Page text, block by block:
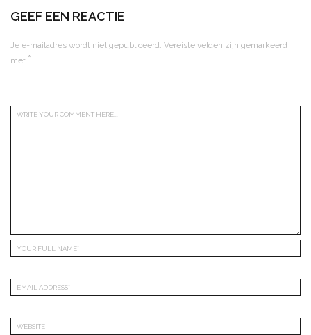
GEEF EEN REACTIE
Je e-mailadres wordt niet gepubliceerd. Vereiste velden zijn gemarkeerd
met *